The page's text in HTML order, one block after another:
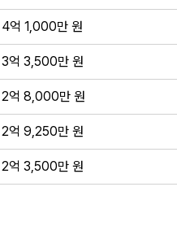
4억 1,000만 원
3억 3,500만 원
2억 8,000만 원
2억 9,250만 원
2억 3,500만 원